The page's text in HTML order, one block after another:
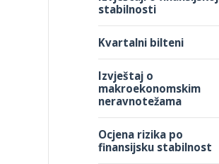
stabilnosti
Kvartalni bilteni
Izvještaj o
makroekonomskim
neravnotežama
Ocjena rizika po
finansijsku stabilnost